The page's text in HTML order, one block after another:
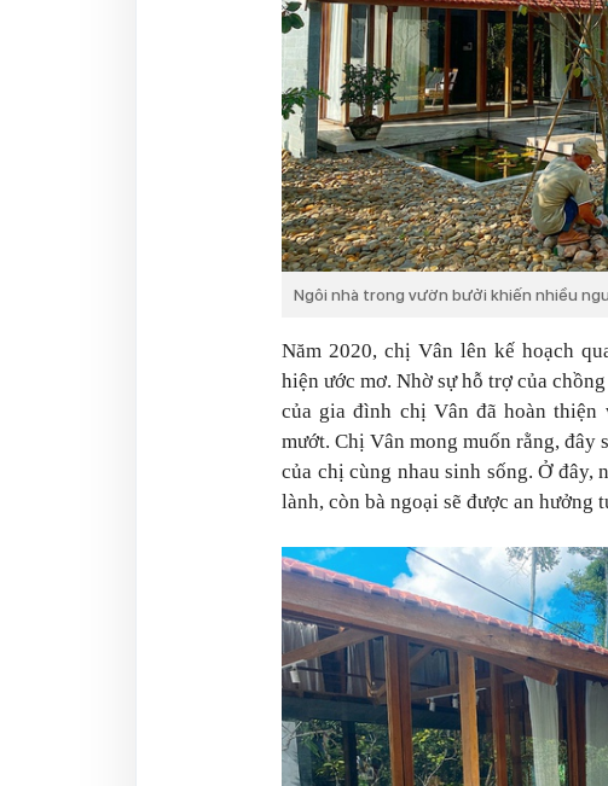
Ngôi nhà trong vườn bưởi khiến nhiều
Năm 2020, chị Vân lên kế hoạch
hiện ước mơ. Nhờ sự hỗ trợ của
của gia đình chị Vân đã hoàn
mướt. Chị Vân mong muốn rằng, đây
của chị cùng nhau sinh sống. Ở
lành, còn bà ngoại sẽ được an hưởng